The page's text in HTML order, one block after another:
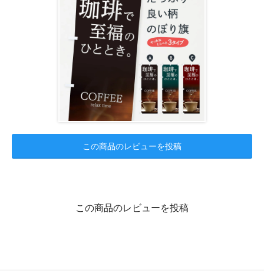
この商品のレビューを投稿
この商品のレビューを投稿